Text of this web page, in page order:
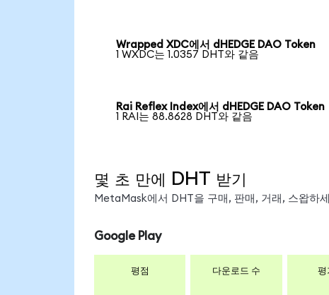
Wrapped XDC에서 dHEDGE DAO Token
1 WXDC는 1.0357 DHT와 같음
Rai Reflex Index에서 dHEDGE DAO Token
1 RAI는 88.8628 DHT와 같음
몇 초 만에 DHT 받기
MetaMask에서 DHT을 구매, 판매, 거래, 스왑하
Google Play
평점 다운로드 수 평